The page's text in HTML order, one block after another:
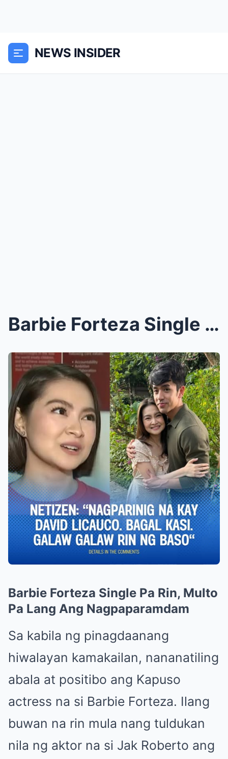
NEWS INSIDER
Barbie Forteza Single Pa Rin, Multo Pa Lang Ang Na...
Barbie Forteza Single Pa Rin, Multo
Pa Lang Ang Nagpaparamdam
Sa kabila ng pinagdaanang
hiwalayan kamakailan, nananatiling
abala at positibo ang Kapuso
actress na si Barbie Forteza. Ilang
buwan na rin mula nang tuldukan
nila ng aktor na si Jak Roberto ang